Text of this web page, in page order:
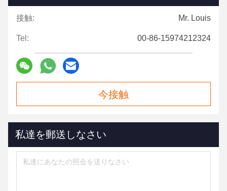
接触: Mr. Louis
Tel: 00-86-15974212324
今接触
私達を郵送しなさい